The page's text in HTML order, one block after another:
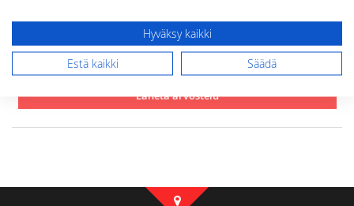
Lähetä arvostelu
Hyväksy kaikki
Estä kaikki Säädä